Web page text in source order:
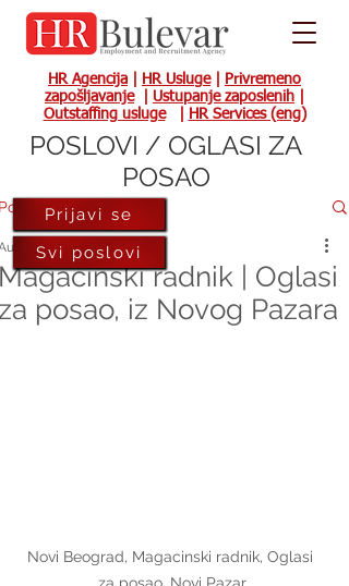
HR Agencija HR Usluge|
Privremeno
zapošljavanje| Ustupanje zaposlenih
Outstaffing usluge| HR Services (eng)
radnik | Oglasi
posao, iz Novog Pazara
19, 2022
Novi Beograd, Magacinski radnik, Oglasi
Prijavi se
Svi poslovi
POSLOVI / OGLASI ZA
POSAO